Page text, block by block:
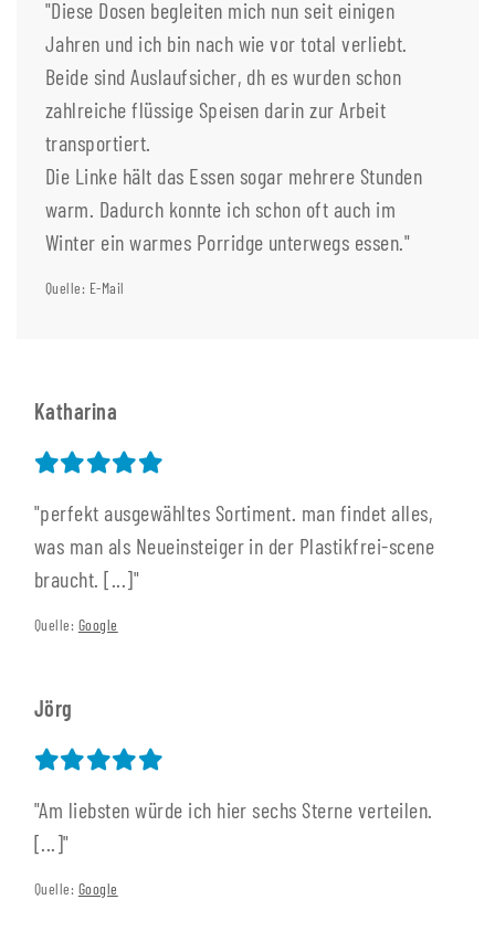
"Diese Dosen begleiten mich nun seit einigen
Jahren und ich bin nach wie vor total verliebt.
Beide sind Auslaufsicher, dh es wurden schon
zahlreiche flüssige Speisen darin zur Arbeit
transportiert.
Die Linke hält das Essen sogar mehrere Stunden
warm. Dadurch konnte ich schon oft auch im
Winter ein warmes Porridge unterwegs essen."
Quelle: E-Mail
Katharina
"perfekt ausgewähltes Sortiment. man findet alles,
was man als Neueinsteiger in der Plastikfrei-scene
braucht. [...]"
Quelle: Google
Jörg
"Am liebsten würde ich hier sechs Sterne verteilen.
[...]"
Quelle: Google